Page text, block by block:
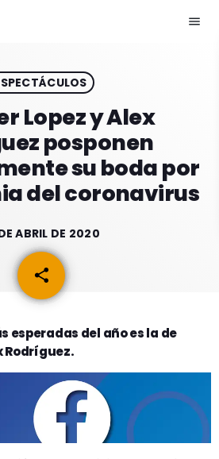
menu
Lopez y Alex
posponen
su boda por
del coronavirus
ABRIL DE 2020
share
email
esperadas del año es la de
Rodríguez.